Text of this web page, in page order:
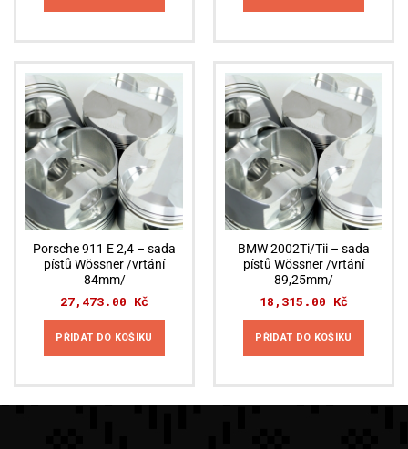
Porsche 911 E 2,4 – sada
pístů Wössner /vrtání
84mm/
27,473.00 Kč
PŘIDAT DO KOŠÍKU
BMW 2002Ti/Tii – sada
pístů Wössner /vrtání
89,25mm/
18,315.00 Kč
PŘIDAT DO KOŠÍKU